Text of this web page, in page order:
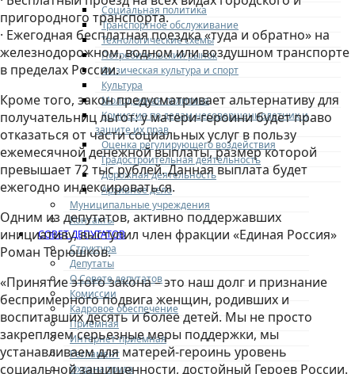
Социальная политика
Транспортное обслуживание
Технологические схемы
Потребительский рынок
Физическая культура и спорт
Культура
Молодежная политика
Комиссия по делам несовершеннолетних и
защите их прав
Оценка регулирующего воздействия
Градостроительная деятельность
Дорожная деятельность
Архивное дело
Муниципальные учреждения
Контакты
СОВЕТ ДЕПУТАТОВ
Структура
Депутаты
О Совете депутатов
Комиссии
Кадровое обеспечение
Приемная
Интернет-приемная
Регламент
Охрана труда
пригородного транспорта.
· Ежегодная бесплатная поездка «туда и обратно» на
железнодорожном, водном или воздушном транспорте
в пределах России.
Кроме того, закон предусматривает альтернативу для
получательниц льгот: у матери-героини будет право
отказаться от части социальных услуг в пользу
ежемесячной денежной выплаты, размер которой
превышает 72 тыс рублей. Данная выплата будет
ежегодно индексироваться.
Одним из депутатов, активно поддержавших
инициативу, выступил член фракции «Единая Россия»
Роман Терюшков.
«Принятие этого закона – это наш долг и признание
беспримерного подвига женщин, родивших и
воспитавших десять и более детей. Мы не просто
закрепляем серьезные меры поддержки, мы
устанавливаем для матерей-героинь уровень
социальной защищенности, достойный Героев России.